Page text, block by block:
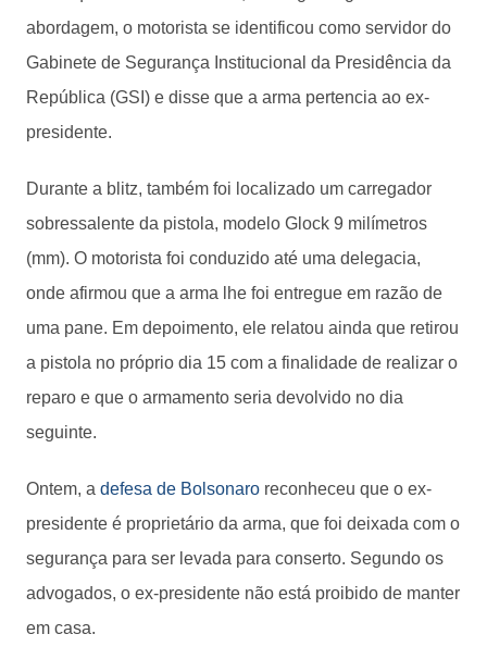
abordagem, o motorista se identificou como servidor do
Gabinete de Segurança Institucional da Presidência da
República (GSI) e disse que a arma pertencia ao ex-
presidente.
Durante a blitz, também foi localizado um carregador
sobressalente da pistola, modelo Glock 9 milímetros
(mm). O motorista foi conduzido até uma delegacia,
onde afirmou que a arma lhe foi entregue em razão de
uma pane. Em depoimento, ele relatou ainda que retirou
a pistola no próprio dia 15 com a finalidade de realizar o
reparo e que o armamento seria devolvido no dia
seguinte.
Ontem, a defesa de Bolsonaro reconheceu que o ex-
presidente é proprietário da arma, que foi deixada com o
segurança para ser levada para conserto. Segundo os
advogados, o ex-presidente não está proibido de manter
em casa.